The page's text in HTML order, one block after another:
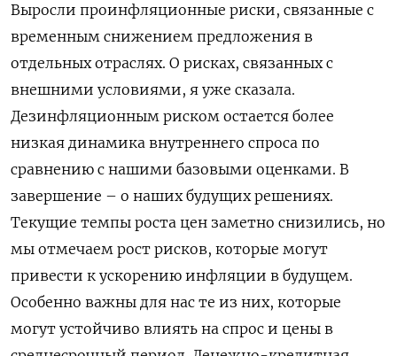
Выросли проинфляционные риски, связанные с
временным снижением предложения в
отдельных отраслях. О ‌рисках, связанных с
внешними условиями, я уже сказала.
Дезинфляционным риском остается более
низкая динамика внутреннего спроса по
сравнению с нашими базовыми оценками. В
завершение – о наших будущих решениях.
Текущие темпы роста цен заметно снизились, но
мы отмечаем рост рисков, которые могут
привести к ускорению инфляции в будущем.
Особенно важны для нас те из них, которые
могут устойчиво влиять на ​спрос и цены в